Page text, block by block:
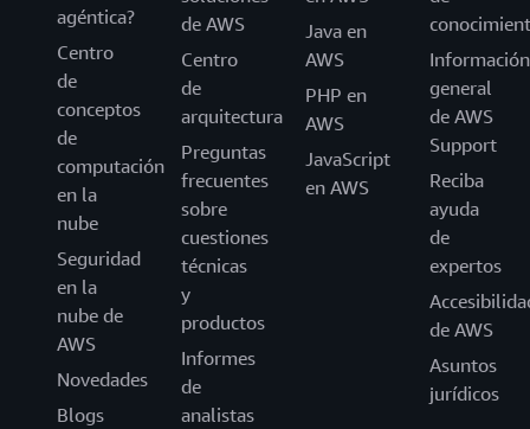
agéntica?
Centro
de
conceptos
de
computación
en la
nube
Seguridad
en la
nube de
AWS
Novedades
Blogs
de AWS
Centro
de
arquitectura
Preguntas
frecuentes
sobre
cuestiones
técnicas
y
productos
Informes
de
analistas
Java en
AWS
PHP en
AWS
JavaScript
en AWS
Información
general
de AWS
Support
Reciba
ayuda
de
expertos
de AWS
Asuntos
jurídicos